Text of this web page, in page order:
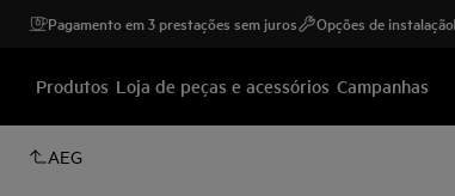
Pagamento em 3 prestações sem juros Opções de instalação
Produtos Loja de peças e acessórios Campanhas
AEG